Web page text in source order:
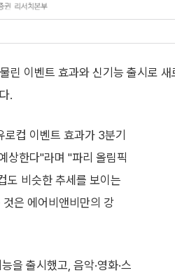
이벤트 효과와 신기능 출시로 새
.
컵 이벤트 효과가 3분기
상한다"라며 "파리 올림픽
도 비슷한 추세를 보이는
은 에어비앤비만의 강
을 출시했고, 음악·영화·스